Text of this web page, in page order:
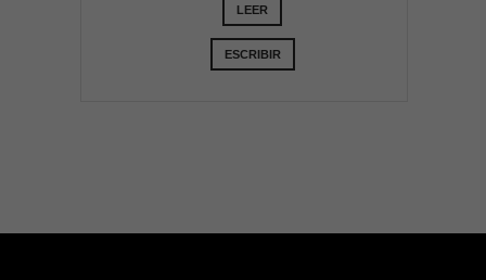
LEER
ESCRIBIR